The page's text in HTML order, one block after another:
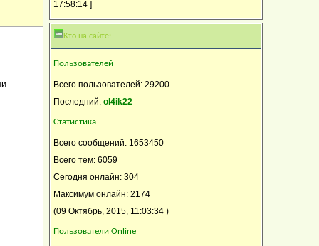
17:58:14 ]
Кто на сайте:
Пользователей
Всего пользователей: 29200
Последний: ol4ik22
Статистика
Всего сообщений: 1653450
Всего тем: 6059
Сегодня онлайн: 304
Максимум онлайн: 2174
(09 Октябрь, 2015, 11:03:34 )
Пользователи Online